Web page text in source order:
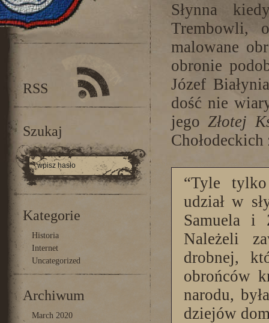
RSS
Szukaj
Kategorie
Historia
Internet
Uncategorized
Archiwum
March 2020
Słynna
Trembowli,
malowane
obronie
Józef
dość nie
jegoZłotej
Chołodeckich
“Tyle
udział w
Samuela i
Należeli
drobnej,
obrońców
narodu,
dziejów